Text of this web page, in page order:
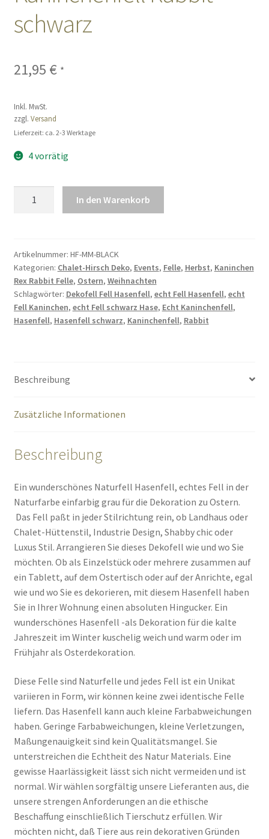
Sales
Vertrag widerrufen
schwarz
21,95 € *
Inkl. MwSt.
zzgl. Versand
Lieferzeit: ca. 2-3 Werktage
4 vorrätig
schwarz
Menge
In den Warenkorb
Artikelnummer: HF-MM-BLACK
Kategorien: Chalet-Hirsch Deko, Events, Felle, Herbst, Kaninchen
Rex Rabbit Felle, Ostern, Weihnachten
Schlagwörter: Dekofell Fell Hasenfell, echt Fell Hasenfell, echt
Fell Kaninchen, echt Fell schwarz Hase, Echt Kaninchenfell,
Hasenfell, Hasenfell schwarz, Kaninchenfell, Rabbit
Beschreibung
Zusätzliche Informationen
Beschreibung
Ein wunderschönes Naturfell Hasenfell, echtes Fell in der
Naturfarbe einfarbig grau für die Dekoration zu Ostern.
Das Fell paßt in jeder Stilrichtung rein, ob Landhaus oder
Chalet-Hüttenstil, Industrie Design, Shabby chic oder
Luxus Stil. Arrangieren Sie dieses Dekofell wie und wo Sie
möchten. Ob als Einzelstück oder mehrere zusammen auf
ein Tablett, auf dem Ostertisch oder auf der Anrichte, egal
wie und wo Sie es dekorieren, mit diesem Hasenfell haben
Sie in Ihrer Wohnung einen absoluten Hingucker. Ein
wunderschönes Hasenfell -als Dekoration für die kalte
Jahreszeit im Winter kuschelig weich und warm oder im
Frühjahr als Osterdekoration.
Diese Felle sind Naturfelle und jedes Fell ist ein Unikat
variieren in Form, wir können keine zwei identische Felle
liefern. Das Hasenfell kann auch kleine Farbabweichungen
haben. Geringe Farbabweichungen, kleine Verletzungen,
Maßungenauigkeit sind kein Qualitätsmangel. Sie
unterstreichen die Echtheit des Natur Materials. Eine
gewisse Haarlässigkeit lässt sich nicht vermeiden und ist
normal. Wir wählen sorgfältig unsere Lieferanten aus, die
unsere strengen Anforderungen an die ethische
Beschaffung einschließlich Tierschutz erfüllen. Wir
möchten nicht, daß Tiere aus rein dekorativen Gründen